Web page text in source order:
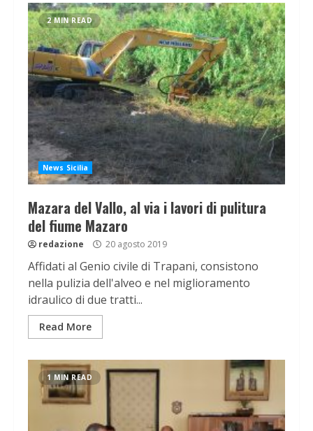
2 MIN READ
News Sicilia
Mazara del Vallo, al via i lavori di pulitura
del fiume Mazaro
redazione 20 agosto 2019
Affidati al Genio civile di Trapani, consistono
nella pulizia dell'alveo e nel miglioramento
idraulico di due tratti...
Read More
1 MIN READ